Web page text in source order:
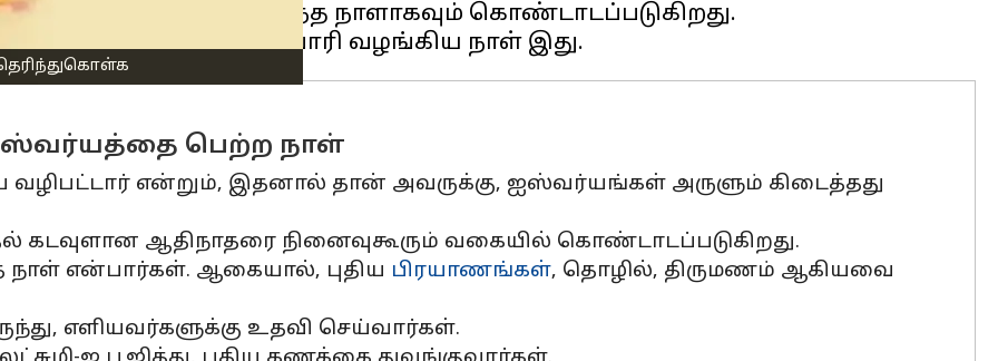
பரசுராமரின் பிறந்த நாளாகவும் கொண்டாடப்படுகிறது.
பெற்ற நாள்
வழிபட்டார் என்றும், இதனால் தான் அவருக்கு, ஐஸ்வர்யங்கள் அருளும் கிடைத்தது
ஆதிநாதரை நினைவுகூரும் வகையில் கொண்டாடப்படுகிறது.
நாள் என்பார்கள். ஆகையால், புதிய பிரயாணங்கள், தொழில், திருமணம் ஆகியவை
எளியவர்களுக்கு உதவி செய்வார்கள்.